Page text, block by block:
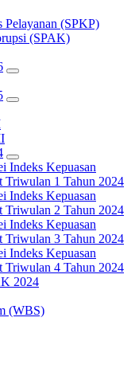
Pelayanan (SPKP)
(SPAK)
Indeks Kepuasan
Triwulan 1 Tahun 2024
Indeks Kepuasan
Triwulan 2 Tahun 2024
Indeks Kepuasan
Triwulan 3 Tahun 2024
Indeks Kepuasan
Triwulan 4 Tahun 2024
2024
(WBS)